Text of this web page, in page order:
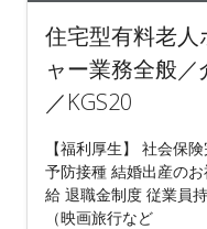
住宅型有料老
ャー業務全般
／KGS20
【福利厚生】 社会保
予防接種 結婚出産の
給 退職金制度 従業員
（映画旅行など